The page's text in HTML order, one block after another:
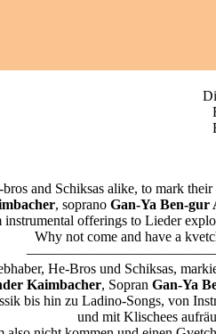
and Schiksas alike, to mark their
, soprano Gan-Ya Ben-gur
offerings to Lieder
Why not come and have a
He-Bros und Schiksas,
Kaimbacher, Sopran Gan-Ya
bis hin zu Ladino-Songs, von
und mit Klischees